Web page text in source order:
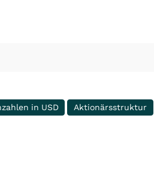
in USD Aktionärsstruktur